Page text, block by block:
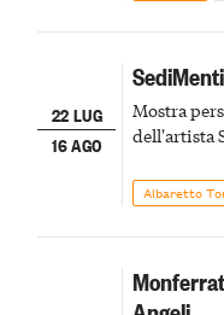
22 LUG
16 AGO
SediMenti
Mostra
dell'artista
Albaretto